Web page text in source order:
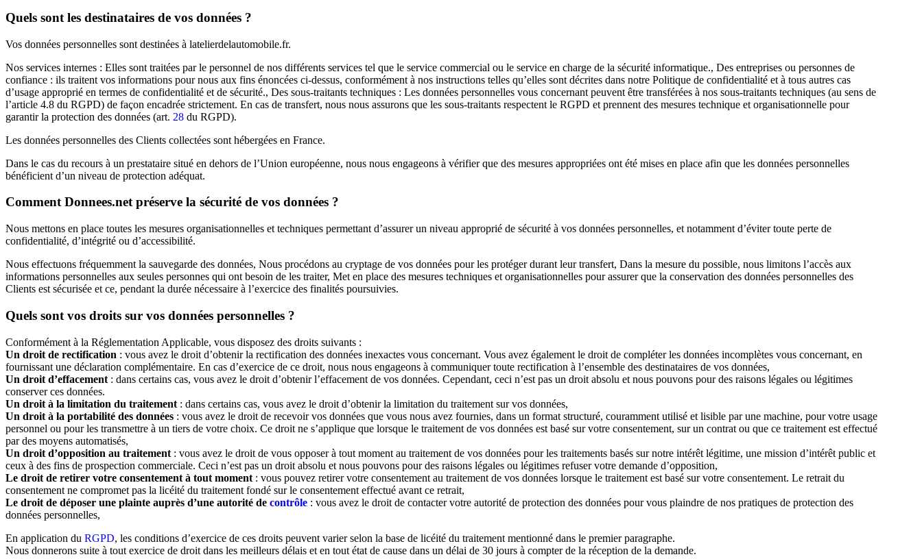
Quels sont les destinataires de vos données ?
Vos données personnelles sont destinées à latelierdelautomobile.fr.
Nos services internes : Elles sont traitées par le personnel de nos différents services tel que le service commercial ou le service en charge de la sécurité informatique., Des entreprises ou personnes de
confiance : ils traitent vos informations pour nous aux fins énoncées ci-dessus, conformément à nos instructions telles qu’elles sont décrites dans notre Politique de confidentialité et à tous autres cas
d’usage approprié en termes de confidentialité et de sécurité., Des sous-traitants techniques : Les données personnelles vous concernant peuvent être transférées à nos sous-traitants techniques (au sens de
l’article 4.8 du RGPD) de façon encadrée strictement. En cas de transfert, nous nous assurons que les sous-traitants respectent le RGPD et prennent des mesures technique et organisationnelle pour
garantir la protection des données (art. 28 du RGPD).
Les données personnelles des Clients collectées sont hébergées en France.
Dans le cas du recours à un prestataire situé en dehors de l’Union européenne, nous nous engageons à vérifier que des mesures appropriées ont été mises en place afin que les données personnelles
bénéficient d’un niveau de protection adéquat.
Comment Donnees.net préserve la sécurité de vos données ?
Nous mettons en place toutes les mesures organisationnelles et techniques permettant d’assurer un niveau approprié de sécurité à vos données personnelles, et notamment d’éviter toute perte de
confidentialité, d’intégrité ou d’accessibilité.
Nous effectuons fréquemment la sauvegarde des données, Nous procédons au cryptage de vos données pour les protéger durant leur transfert, Dans la mesure du possible, nous limitons l’accès aux
informations personnelles aux seules personnes qui ont besoin de les traiter, Met en place des mesures techniques et organisationnelles pour assurer que la conservation des données personnelles des
Clients est sécurisée et ce, pendant la durée nécessaire à l’exercice des finalités poursuivies.
Quels sont vos droits sur vos données personnelles ?
Conformément à la Réglementation Applicable, vous disposez des droits suivants :
Un droit de rectification : vous avez le droit d’obtenir la rectification des données inexactes vous concernant. Vous avez également le droit de compléter les données incomplètes vous concernant, en
fournissant une déclaration complémentaire. En cas d’exercice de ce droit, nous nous engageons à communiquer toute rectification à l’ensemble des destinataires de vos données,
Un droit d’effacement : dans certains cas, vous avez le droit d’obtenir l’effacement de vos données. Cependant, ceci n’est pas un droit absolu et nous pouvons pour des raisons légales ou légitimes
conserver ces données.
Un droit à la limitation du traitement : dans certains cas, vous avez le droit d’obtenir la limitation du traitement sur vos données,
Un droit à la portabilité des données : vous avez le droit de recevoir vos données que vous nous avez fournies, dans un format structuré, couramment utilisé et lisible par une machine, pour votre usage
personnel ou pour les transmettre à un tiers de votre choix. Ce droit ne s’applique que lorsque le traitement de vos données est basé sur votre consentement, sur un contrat ou que ce traitement est effectué
par des moyens automatisés,
Un droit d’opposition au traitement : vous avez le droit de vous opposer à tout moment au traitement de vos données pour les traitements basés sur notre intérêt légitime, une mission d’intérêt public et
ceux à des fins de prospection commerciale. Ceci n’est pas un droit absolu et nous pouvons pour des raisons légales ou légitimes refuser votre demande d’opposition,
Le droit de retirer votre consentement à tout moment : vous pouvez retirer votre consentement au traitement de vos données lorsque le traitement est basé sur votre consentement. Le retrait du
consentement ne compromet pas la licéité du traitement fondé sur le consentement effectué avant ce retrait,
Le droit de déposer une plainte auprès d’une autorité de contrôle : vous avez le droit de contacter votre autorité de protection des données pour vous plaindre de nos pratiques de protection des
données personnelles,
En application du RGPD, les conditions d’exercice de ces droits peuvent varier selon la base de licéité du traitement mentionné dans le premier paragraphe.
Nous donnerons suite à tout exercice de droit dans les meilleurs délais et en tout état de cause dans un délai de 30 jours à compter de la réception de la demande.